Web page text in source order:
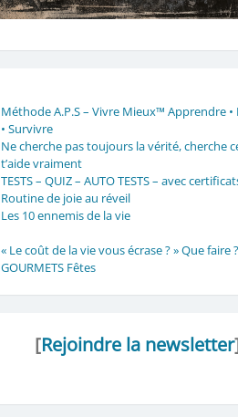
Méthode A.P.S – Vivre Mieux™ Apprendre •
• Survivre
Ne cherche pas toujours la vérité, cherche
t’aide vraiment
TESTS – QUIZ – AUTO TESTS – avec
Routine de joie au réveil
Les 10 ennemis de la vie
« Le coût de la vie vous écrase ? » Que faire ?
GOURMETS Fêtes
[Rejoindre la newsletter